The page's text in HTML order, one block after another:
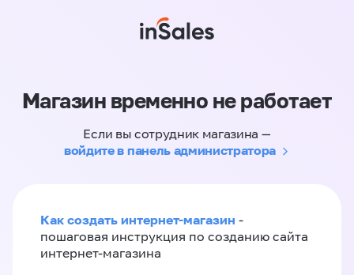
Магазин временно не работает
Если вы сотрудник магазина —
войдите в панель администратора
Как создать интернет-магазин -
пошаговая инструкция по созданию сайта
интернет-магазина